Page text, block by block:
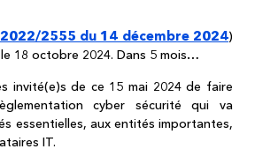
2555 du 14 décembre 2024)
18 octobre 2024. Dans 5 mois…
invité(e)s de ce 15 mai 2024 de faire
cyber sécurité qui va
essentielles, aux entités importantes,
IT.